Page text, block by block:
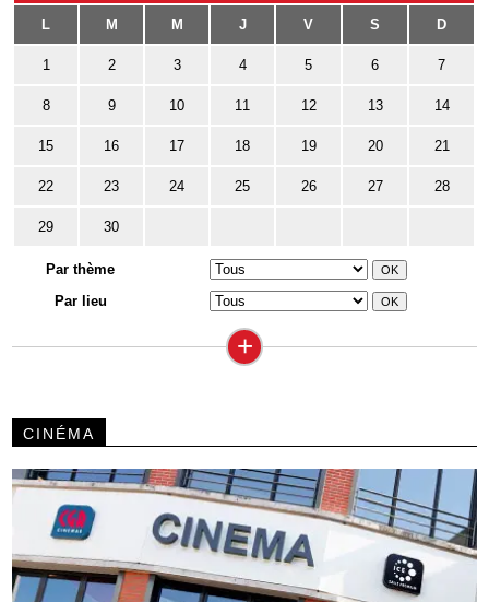
L M M J V S D
1 2 3 4 5 6 7
8 9 10 11 12 13 14
15 16 17 18 19 20 21
22 23 24 25 26 27 28
29 30
Par thème
Par lieu
+
CINÉMA